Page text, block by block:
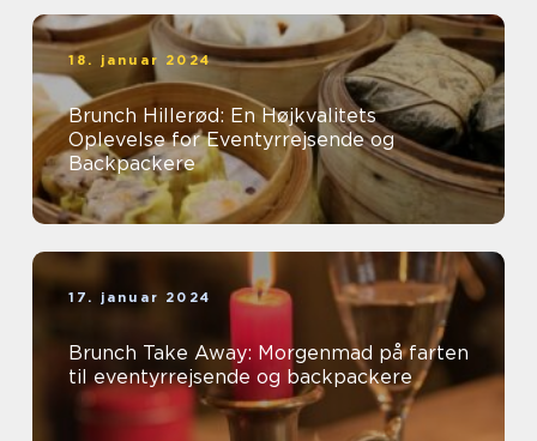
18. januar 2024
Brunch Hillerød: En Højkvalitets
Oplevelse for Eventyrrejsende og
Backpackere
17. januar 2024
Brunch Take Away: Morgenmad på farten
til eventyrrejsende og backpackere